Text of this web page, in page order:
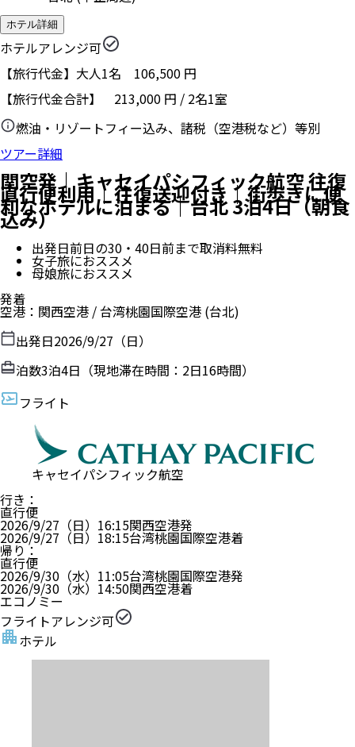
ホテル詳細
ホテルアレンジ可
【旅行代金】大人1名 106,500 円
【旅行代金合計】 213,000 円 / 2名1室
燃油・リゾートフィー込み、諸税（空港税など）等別
ツアー詳細
関空発｜キャセイパシフィック航空 往復
直行便利用｜往復送迎付き｜街歩きに便
利なホテルに泊まる｜台北 3泊4日（朝食
込み）
出発日前日の30・40日前まで取消料無料
女子旅におススメ
母娘旅におススメ
発着
空港 ： 関西空港 /台湾桃園国際空港 (台北)
出発日2026/9/27（日）
泊数3泊4日（現地滞在時間： 2日16時間）
フライト
キャセイパシフィック航空
行き ：
直行便
2026/9/27（日） 16:15関西空港発
2026/9/27（日） 18:15台湾桃園国際空港着
帰り ：
直行便
2026/9/30（水） 11:05台湾桃園国際空港発
2026/9/30（水） 14:50関西空港着
エコノミー
フライトアレンジ可
ホテル